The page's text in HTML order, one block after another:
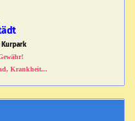
Kurpark
Krankheit...